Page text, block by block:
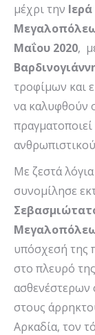
μέχρι την
Μαΐου 2020,
τροφίμων και
να καλυφθούν
Με ζεστά
συνομίλησε
υπόσχεσή της
στο πλευρό της
ασθενέστερων
στους
Αρκαδία, τον